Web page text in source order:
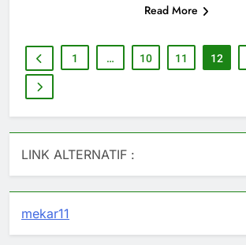
Read More
1 … 10 11 12
LINK ALTERNATIF :
mekar11